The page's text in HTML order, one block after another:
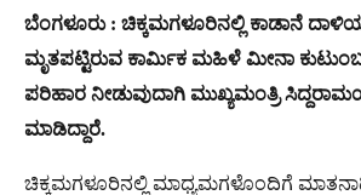
ಬೆಂಗಳೂರು : ಚಿಕ್ಕಮಗಳೂರಿನಲ್ಲಿ ಕಾಡಾನೆ
ಮೃತಪಟ್ಟಿರುವ ಕಾರ್ಮಿಕ ಮಹಿಳೆ ಮೀನಾ
ಪರಿಹಾರ ನೀಡುವುದಾಗಿ ಮುಖ್ಯಮಂತ್ರಿ
ಮಾಡಿದ್ದಾರೆ.
ಚಿಕ್ಕಮಗಳೂರಿನಲ್ಲಿ ಮಾಧ್ಯಮಗಳೊಂದಿಗೆ